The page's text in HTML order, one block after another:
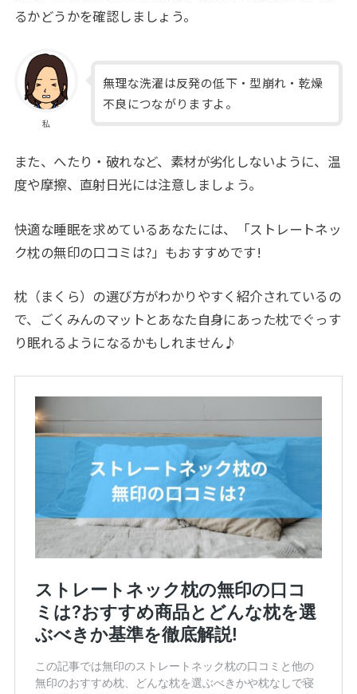
るかどうかを確認しましょう。
私
無理な洗濯は反発の低下・型崩れ・乾燥
不良につながりますよ。
また、へたり・破れなど、素材が劣化しないように、温
度や摩擦、直射日光には注意しましょう。
快適な睡眠を求めているあなたには、「ストレートネッ
ク枕の無印の口コミは?」もおすすめです!
枕（まくら）の選び方がわかりやすく紹介されているの
で、ごくみんのマットとあなた自身にあった枕でぐっす
り眠れるようになるかもしれません♪